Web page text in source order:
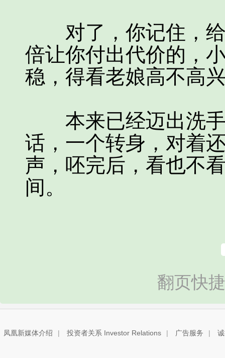
对了，你记住，给
倍让你付出代价的，
稳，得看老娘高不高
本来已经迈出洗手
话，一个转身，对着
声，呸完后，看也不
间。
翻页快
凤凰新媒体介绍 | 投资者关系 Investor Relations | 广告服务 |